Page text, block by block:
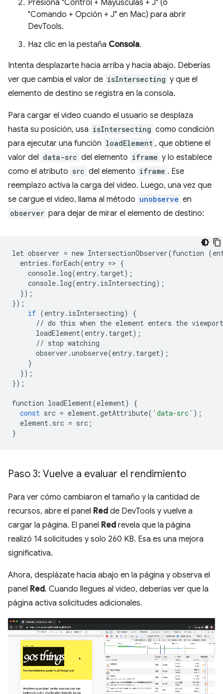
Presiona "Control + Mayúsculas + J" (o
"Comando + Opción + J" en Mac) para abrir
DevTools.
Haz clic en la pestaña Consola.
Intenta desplazarte hacia arriba y hacia abajo. Deberías
ver que cambia el valor de isIntersecting y que el
elemento de destino se registra en la consola.
Para cargar el video cuando el usuario se desplaza
hasta su posición, usa isIntersecting como condición
para ejecutar una función loadElement , que obtiene el
valor del data-src del elemento iframe y lo establece
como el atributo src del elemento iframe . Ese
reemplazo activa la carga del video. Luego, una vez que
se cargue el video, llama al método unobserve en
observer para dejar de mirar el elemento de destino:
let observer = new IntersectionObserver(function (
entries . forEach(entry => {
console. log(entry. target);
console. log(entry. isIntersecting);
});
});
if (entry. isIntersecting)
{
// do this when the element enters the viewport
loadElement(entry. target);
// stop watching
observer .unobserve(entry. target);
}
});
});
function loadElement(element)
{
const src = element.getAttribute( 'data-src' );
element. src = src ;
}
Paso 3: Vuelve a evaluar el rendimiento
Para ver cómo cambiaron el tamaño y la cantidad de
recursos, abre el panel Red de DevTools y vuelve a
cargar la página. El panel Red revela que la página
realizó 14 solicitudes y solo 260 KB. Esa es una mejora
significativa.
Ahora, desplázate hacia abajo en la página y observa el
panel Red. Cuando llegues al video, deberías ver que la
página activa solicitudes adicionales.